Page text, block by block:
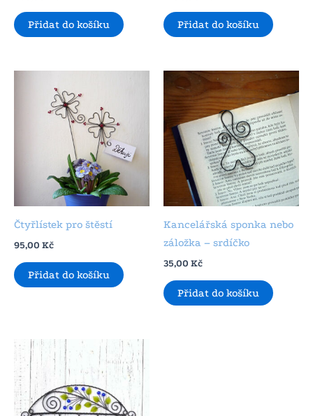
Přidat do košíku Přidat do košíku
Čtyřlístek pro štěstí
95,00 Kč
Přidat do košíku
Kancelářská sponka nebo
záložka – srdíčko
35,00 Kč
Přidat do košíku